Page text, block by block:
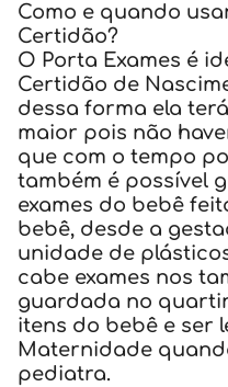
Como e quando
Certidão?
O Porta Exames é
Certidão de
dessa forma ela
maior pois não
que com o tempo
também é possível
exames do bebê
bebê, desde a
unidade de
cabe exames nos
guardada no
itens do bebê e ser
Maternidade
pediatra.